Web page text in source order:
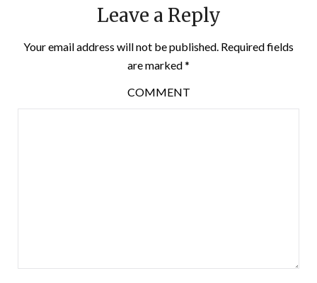
Leave a Reply
Your email address will not be published. Required fields
are marked*
COMMENT